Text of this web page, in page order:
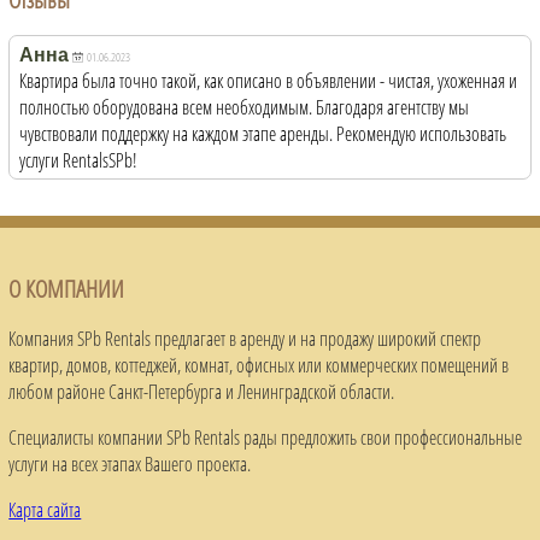
Анна 01.06.2023
Квартира была точно такой, как описано в объявлении - чистая, ухоженная и
полностью оборудована всем необходимым. Благодаря агентству мы
чувствовали поддержку на каждом этапе аренды. Рекомендую использовать
услуги RentalsSPb!
О КОМПАНИИ
Компания SPb Rentals предлагает в аренду и на продажу широкий спектр
квартир, домов, коттеджей, комнат, офисных или коммерческих помещений в
любом районе Санкт-Петербурга и Ленинградской области.
Специалисты компании SPb Rentals рады предложить свои профессиональные
услуги на всех этапах Вашего проекта.
Карта сайта